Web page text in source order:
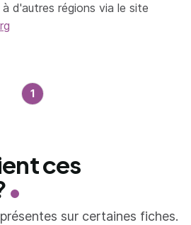
d'autres régions via le site
1
ces
sur certaines fiches.